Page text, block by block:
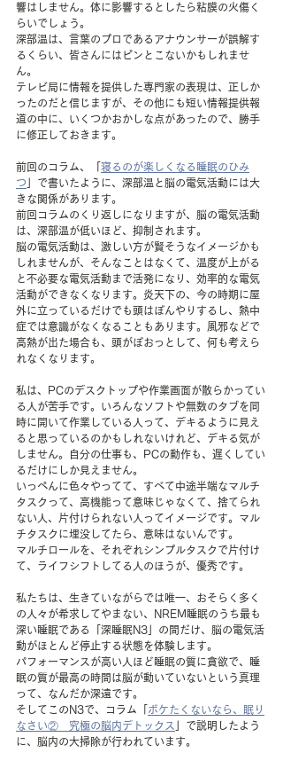
響はしません。体に影響するとしたら粘膜の火傷く
らいでしょう。
深部温は、言葉のプロであるアナウンサーが誤解す
るくらい、皆さんにはピンとこないかもしれませ
ん。
テレビ局に情報を提供した専門家の表現は、正しか
ったのだと信じますが、その他にも短い情報提供報
道の中に、いくつかおかしな点があったので、勝手
に修正しておきます。
前回のコラム、「 寝るのが楽しくなる睡眠のひみ
つ 」で書いたように、深部温と脳の電気活動には大
きな関係があります。
前回コラムのくり返しになりますが、脳の電気活動
は、深部温が低いほど、抑制されます。
脳の電気活動は、激しい方が賢そうなイメージかも
しれませんが、そんなことはなくて、温度が上がる
と不必要な電気活動まで活発になり、効率的な電気
活動ができなくなります。炎天下の、今の時期に屋
外に立っているだけでも頭はぼんやりするし、熱中
症では意識がなくなることもあります。風邪などで
高熱が出た場合も、頭がぼおっとして、何も考えら
れなくなります。
私は、PCのデスクトップや作業画面が散らかってい
る人が苦手です。いろんなソフトや無数のタブを同
時に開いて作業している人って、デキるように見え
ると思っているのかもしれないけれど、デキる気が
しません。自分の仕事も、PCの動作も、遅くしてい
るだけにしか見えません。
いっぺんに色々やってて、すべて中途半端なマルチ
タスクって、高機能って意味じゃなくて、捨てられ
ない人、片付けられない人ってイメージです。マル
チタスクに埋没してたら、意味はないんです。
マルチロールを、それぞれシンプルタスクで片付け
て、ライフシフトしてる人のほうが、優秀です。
私たちは、生きていながらでは唯一、おそらく多く
の人々が希求してやまない、NREM睡眠のうち最も
深い睡眠である「深睡眠N3」の間だけ、脳の電気活
動がほとんど停止する状態を体験します。
パフォーマンスが高い人ほど睡眠の質に貪欲で、睡
眠の質が最高の時間は脳が動いていないという真理
って、なんだか深遠です。
そしてこのN3で、コラム「 ボケたくないなら、眠り
なさい②　究極の脳内デトックス
」で説明したよう
に、脳内の大掃除が行われています。